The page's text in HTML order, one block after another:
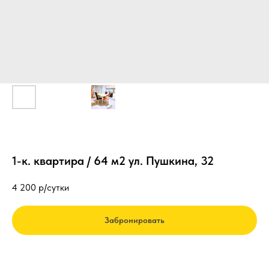
1-к. квартира / 64 м2 ул. Пушкина, 32
4 200 р/сутки
Забронировать